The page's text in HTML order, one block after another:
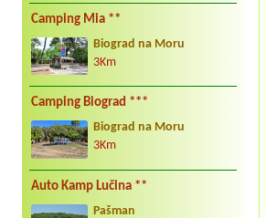
Camping Mia **
Biograd na Moru
3Km
Camping Biograd ***
Biograd na Moru
3Km
Auto Kamp Lučina **
Pašman